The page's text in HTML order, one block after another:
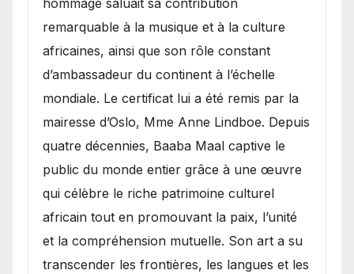
hommage saluait sa contribution
remarquable à la musique et à la culture
africaines, ainsi que son rôle constant
d’ambassadeur du continent à l’échelle
mondiale. Le certificat lui a été remis par la
mairesse d’Oslo, Mme Anne Lindboe. Depuis
quatre décennies, Baaba Maal captive le
public du monde entier grâce à une œuvre
qui célèbre le riche patrimoine culturel
africain tout en promouvant la paix, l’unité
et la compréhension mutuelle. Son art a su
transcender les frontières, les langues et les